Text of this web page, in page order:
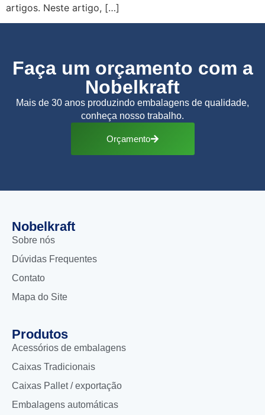
artigos. Neste artigo, […]
Faça um orçamento com a
Nobelkraft
Mais de 30 anos produzindo embalagens de qualidade,
conheça nosso trabalho.
Orçamento
Nobelkraft
Sobre nós
Dúvidas Frequentes
Contato
Mapa do Site
Produtos
Acessórios de embalagens
Caixas Tradicionais
Caixas Pallet / exportação
Embalagens automáticas